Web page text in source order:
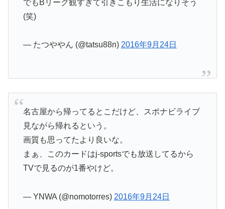
でもBリーグ観すぎて引きこもり生活になりそう
(笑)
— たつややん (@tatsu88n) 2016年9月24日
名古屋から帰ってるとこだけど、スポナビライブ
見ながら帰れるという。
画質も思ってたより良いな。
まぁ、このカードはj-sportsでも放送してるから
TVで見るのが1番やけど。
— YNWA (@nomotorres) 2016年9月24日